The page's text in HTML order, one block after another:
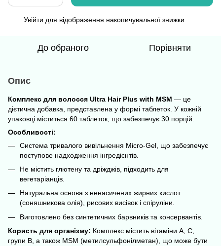
Увійти для відображення накопичувальної знижки
До обраного Порівняти
Опис
Комплекс для волосся Ultra Hair Plus with MSM — це
дієтична добавка, представлена у формі таблеток. У кожній
упаковці міститься 60 таблеток, що забезпечує 30 порцій.
Особливості:
Система тривалого вивільнення Micro-Gel, що забезпечує
поступове надходження інгредієнтів.
Не містить глютену та дріжджів, підходить для
вегетаріанців.
Натуральна основа з ненасичених жирних кислот
(соняшникова олія), рисових висівок і спіруліни.
Виготовлено без синтетичних барвників та консервантів.
Користь для організму: Комплекс містить вітаміни A, C,
групи B, а також MSM (метилсульфонілметан), що може бути